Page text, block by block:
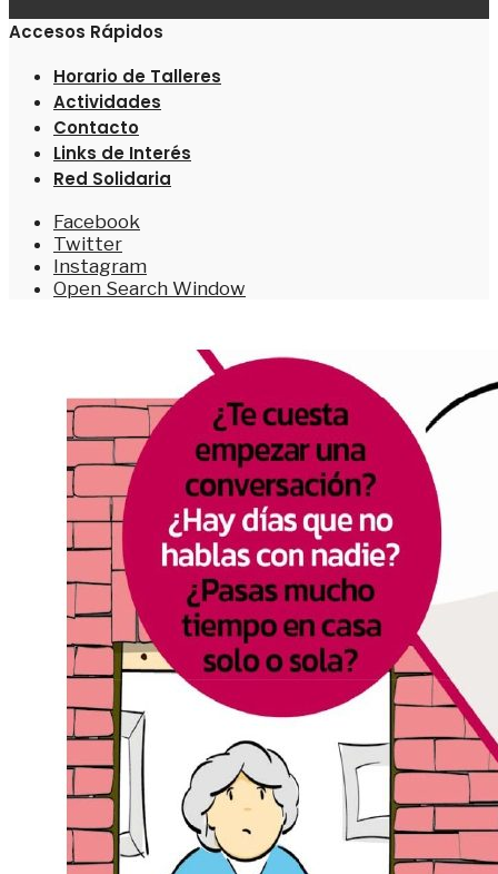
Accesos Rápidos
Horario de Talleres
Actividades
Contacto
Links de Interés
Red Solidaria
Facebook
Twitter
Instagram
Open Search Window